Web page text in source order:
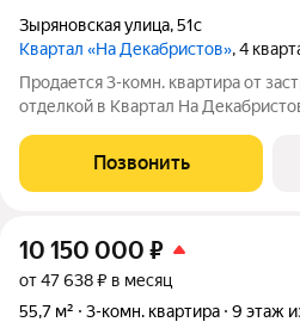
Зыряновская улица,51с
Квартал «На Декабристов», 4
Продается 3-комн. квартира от
отделкой в Квартал На
кухни-гостиной: 46.05 кв.м.
подойдет любителям
Позвонить
10 150 000 ₽
от 47 638 ₽ в месяц
55,7 м²
3-комн. квартира 9 этаж